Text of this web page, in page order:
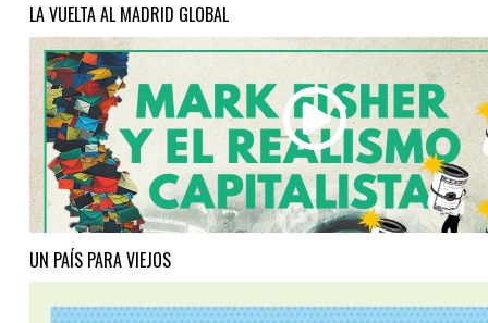
LA VUELTA AL MADRID GLOBAL
UN PAÍS PARA VIEJOS